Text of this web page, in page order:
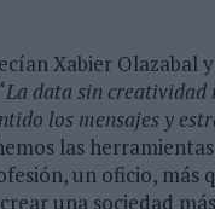
Xabier Olazabal
La data sin creatividad
los mensajes y
las
un oficio, más
una sociedad